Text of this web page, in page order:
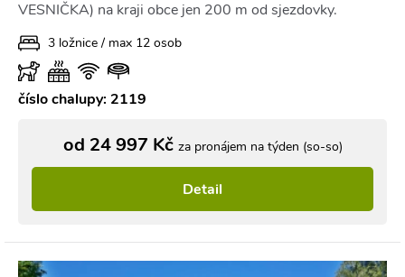
VESNIČKA) na kraji obce jen 200 m od sjezdovky.
3 ložnice / max 12 osob
číslo chalupy: 2119
od 24 997 Kč za pronájem na týden (so-so)
Detail